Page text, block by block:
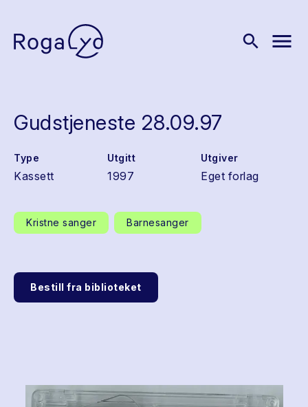
search menu
Gudstjeneste 28.09.97
Type
Kassett
Utgitt
1997
Utgiver
Eget forlag
Kristne sanger Barnesanger
Bestill fra biblioteket